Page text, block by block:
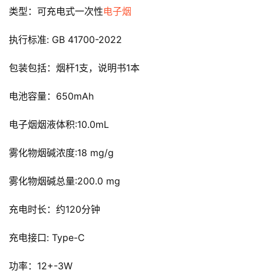
电
烟
讯
电
烟
科
一
类型：可充电式一次性电子烟
执行标准: GB 41700-2022
包装包括：烟杆1支，说明书1本
电池容量：650mAh
电子烟烟液体积:10.0mL
雾化物烟碱浓度:18 mg/g
雾化物烟碱总量:200.0 mg
充电时长：约120分钟
充电接口: Type-C
功率：12+-3W